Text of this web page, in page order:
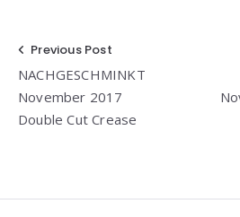
Beitragsnavigation
Previous Post
NACHGESCHMINKT
November 2017
Double Cut Crease